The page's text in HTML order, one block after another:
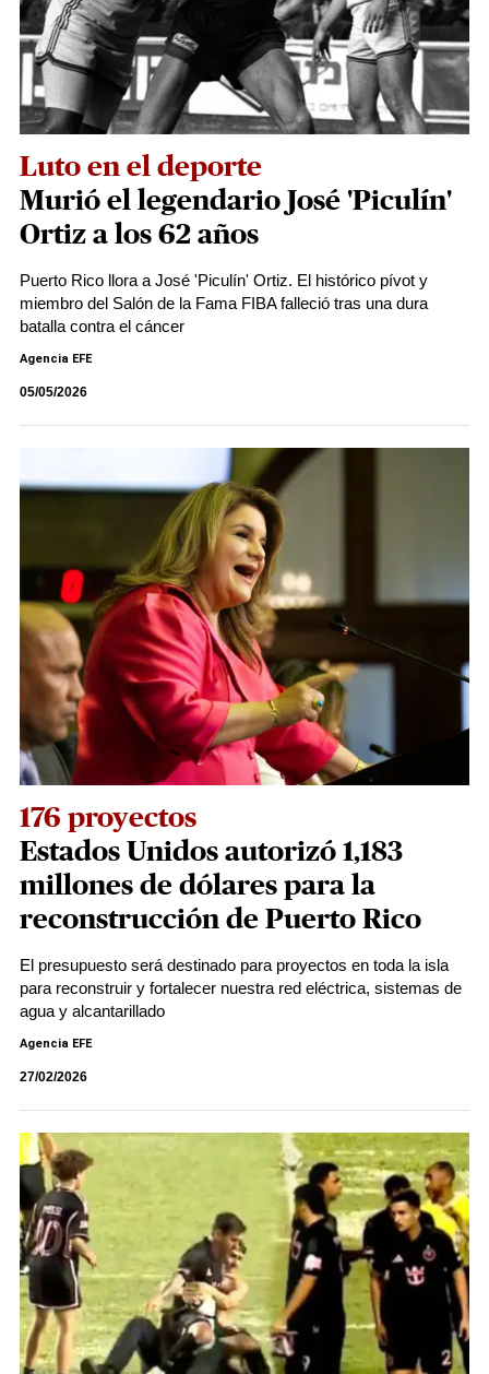
Luto en el deporte
Murió el legendario José 'Piculín'
Ortiz a los 62 años
Puerto Rico llora a José 'Piculín' Ortiz. El histórico pívot y
miembro del Salón de la Fama FIBA falleció tras una dura
batalla contra el cáncer
Agencia EFE
05/05/2026
176 proyectos
Estados Unidos autorizó 1,183
millones de dólares para la
reconstrucción de Puerto Rico
El presupuesto será destinado para proyectos en toda la isla
para reconstruir y fortalecer nuestra red eléctrica, sistemas de
agua y alcantarillado
Agencia EFE
27/02/2026